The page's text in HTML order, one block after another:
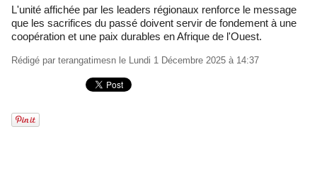
L'unité affichée par les leaders régionaux renforce le message
que les sacrifices du passé doivent servir de fondement à une
coopération et une paix durables en Afrique de l'Ouest.
Rédigé par terangatimesn le Lundi 1 Décembre 2025 à 14:37